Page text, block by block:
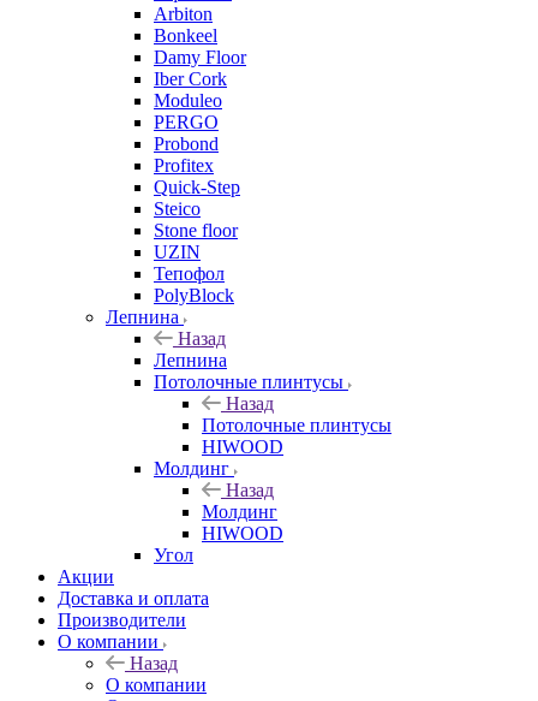
Arbiton
Bonkeel
Damy Floor
Iber Cork
Moduleo
PERGO
Probond
Profitex
Quick-Step
Steico
Stone floor
UZIN
Тепофол
PolyBlock
Лепнина
Назад
Лепнина
Потолочные плинтусы
Назад
Потолочные плинтусы
HIWOOD
Молдинг
Назад
Молдинг
HIWOOD
Угол
Акции
Доставка и оплата
Производители
О компании
Назад
О компании